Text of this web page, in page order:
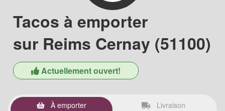
Tacos à emporter
sur Reims Cernay (51100)
Actuellement ouvert!
À emporter Livraison